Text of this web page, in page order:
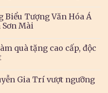
Biểu Tượng Văn Hóa Á
Mài
quà tặng cao cấp, độc
Gia Trí vượt ngưỡng